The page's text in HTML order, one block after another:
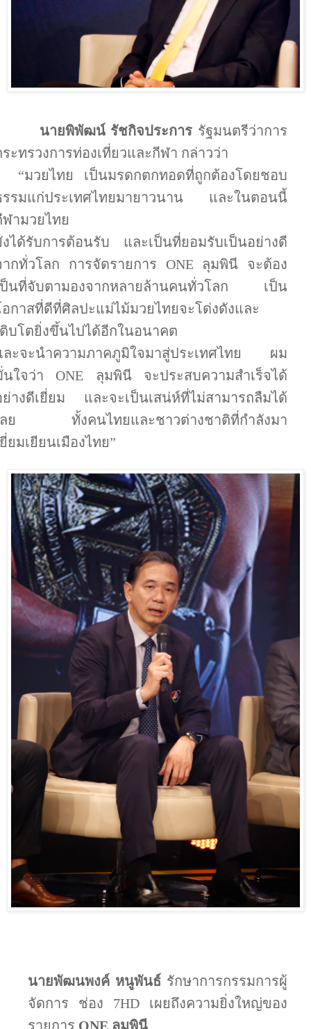
นายพิพัฒน์ รัชกิจประการ รัฐมนตรีว่าการ
ะทรวงการท่องเที่ยวและกีฬา กล่าวว่า
“มวยไทย เป็นมรดกตกทอดที่ถูกต้องโดยชอบ
รรมแก่ประเทศไทยมายาวนาน และในตอนนี้
ฬามวยไทย
งได้รับการต้อนรับ และเป็นที่ยอมรับเป็นอย่างดี
ากทั่วโลก การจัดรายการ ONE ลุมพินี จะต้อง
ป็นที่จับตามองจากหลายล้านคนทั่วโลก เป็น
อกาสที่ดีที่ศิลปะแม่ไม้มวยไทยจะโด่งดังและ
ติบโตยิ่งขึ้นไปได้อีกในอนาคต
ละจะนำความภาคภูมิใจมาสู่ประเทศไทย ผม
นใจว่าONE ลุมพินี จะประสบความสำเร็จได้
ย่างดีเยี่ยม และจะเป็นเสน่ห์ที่ไม่สามารถลืมได้
ลย ทั้งคนไทยและชาวต่างชาติที่กำลังมา
ยมเยียนเมืองไทย”
นายพัฒนพงค์ หนูพันธ์ รักษาการกรรมการผู้
จัดการ ช่อง 7HD เผยถึงความยิ่งใหญ่ของ
รายการ ONE ลุมพินี